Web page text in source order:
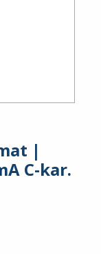
|
C-kar.